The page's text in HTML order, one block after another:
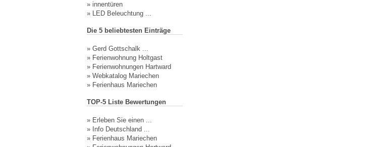
» innentüren
» LED Beleuchtung ...
Die 5 beliebtesten Einträge
» Gerd Gottschalk ...
» Ferienwohnung Holtgast
» Ferienwohnungen Hartward
» Webkatalog Mariechen
» Ferienhaus Mariechen
TOP-5 Liste Bewertungen
» Erleben Sie einen ...
»
Info Deutschland ...
» Ferienhaus Mariechen